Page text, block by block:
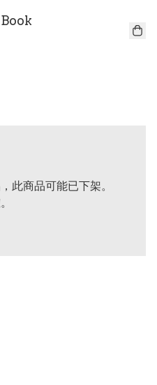
此商品可能已下架。